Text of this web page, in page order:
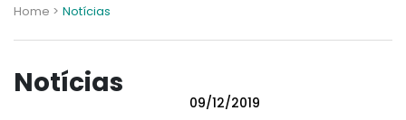
Home > Notícias
Notícias
09/12/2019